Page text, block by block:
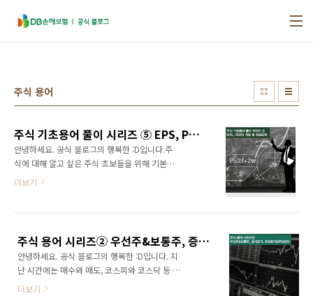
주식 용어
주식 기초용어 풀이 시리즈 ⑤ EPS, PER의 개념 및 상관관계
안녕하세요. 공식 블로그의 행복한 :D입니다.주
식에 대해 알고 싶은 주식 초보들을 위해 기본적
인 주식 용어들을 모아 봤습니다. 오늘은 주당 순
순이익은 기업이 벌어들인 당기순이익을 그 기
업이 발행한 총 주식수로 나눈 값인데요. EPS는
1주당 이익을 얼마나 창출 했는가를 나타내는 지
표가 됩니다. 그렇기 때문에 EPS로 회사가 일 년
더보기
주식 용어 시리즈② 우선주&보통주, 증거금&예수금, 동시호가, 유상감자&무상감자
안녕하세요. 공식 블로그의 행복한 :D입니다. 지
난 시간에는 매수와 매도, 코스피와 코스닥 등 큰
틀에서 주식용어를 알려드렸는데요. 덕분에 주
더보기